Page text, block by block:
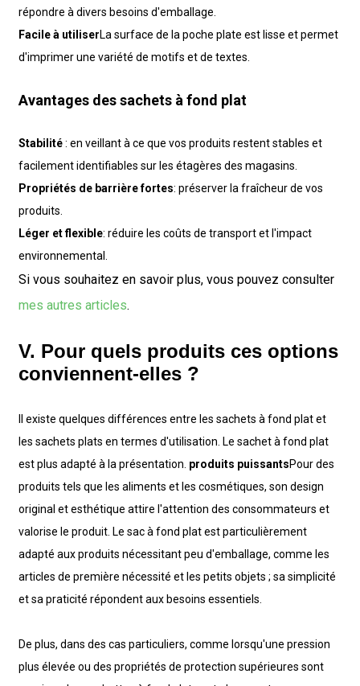
répondre à divers besoins d'emballage.
Facile à utiliserLa surface de la poche plate est lisse et permet
d'imprimer une variété de motifs et de textes.
Avantages des sachets à fond plat
Stabilité: en veillant à ce que vos produits restent stables et
facilement identifiables sur les étagères des magasins.
Propriétés de barrière fortes: préserver la fraîcheur de vos
produits.
Léger et flexible: réduire les coûts de transport et l'impact
environnemental.
Si vous souhaitez en savoir plus, vous pouvez consulter
mes autres articles.
V. Pour quels produits ces options
conviennent-elles ?
Il existe quelques différences entre les sachets à fond plat et
les sachets plats en termes d'utilisation. Le sachet à fond plat
est plus adapté à la présentation. produits puissantsPour des
produits tels que les aliments et les cosmétiques, son design
original et esthétique attire l'attention des consommateurs et
valorise le produit. Le sac à fond plat est particulièrement
adapté aux produits nécessitant peu d'emballage, comme les
articles de première nécessité et les petits objets ; sa simplicité
et sa praticité répondent aux besoins essentiels.
De plus, dans des cas particuliers, comme lorsqu'une pression
plus élevée ou des propriétés de protection supérieures sont